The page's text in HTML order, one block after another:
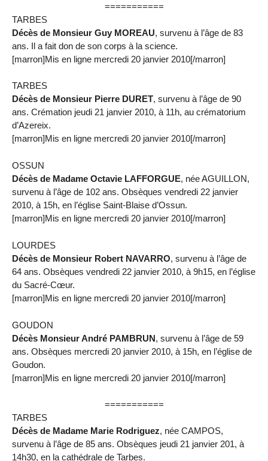
===========
TARBES
Décès de Monsieur Guy MOREAU, survenu à l’âge de 83
ans. Il a fait don de son corps à la science.
[marron]Mis en ligne mercredi 20 janvier 2010[/marron]
TARBES
Décès de Monsieur Pierre DURET, survenu à l’âge de 90
ans. Crémation jeudi 21 janvier 2010, à 11h, au crématorium
d’Azereix.
[marron]Mis en ligne mercredi 20 janvier 2010[/marron]
OSSUN
Décès de Madame Octavie LAFFORGUE, née AGUILLON,
survenu à l’âge de 102 ans. Obsèques vendredi 22 janvier
2010, à 15h, en l’église Saint-Blaise d’Ossun.
[marron]Mis en ligne mercredi 20 janvier 2010[/marron]
LOURDES
Décès de Monsieur Robert NAVARRO, survenu à l’âge de
64 ans. Obsèques vendredi 22 janvier 2010, à 9h15, en l’église
du Sacré-Cœur.
[marron]Mis en ligne mercredi 20 janvier 2010[/marron]
GOUDON
Décès Monsieur André PAMBRUN, survenu à l’âge de 59
ans. Obsèques mercredi 20 janvier 2010, à 15h, en l’église de
Goudon.
[marron]Mis en ligne mercredi 20 janvier 2010[/marron]
===========
TARBES
Décès de Madame Marie Rodriguez, née CAMPOS,
survenu à l’âge de 85 ans. Obsèques jeudi 21 janvier 201, à
14h30, en la cathédrale de Tarbes.